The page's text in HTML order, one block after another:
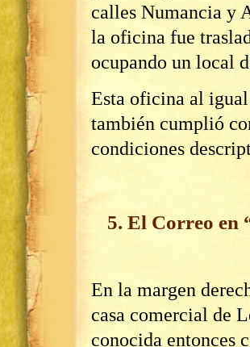
calles Numancia y
la oficina fue
ocupando un local
Esta oficina al
también cumplió
condiciones
5. El Correo en
En la margen
casa comercial de
conocida entonces